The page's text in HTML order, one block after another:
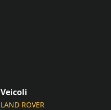
Veicoli
LAND ROVER